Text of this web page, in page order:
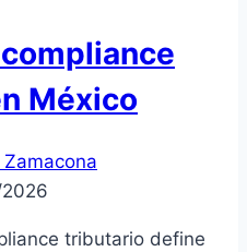
México
tributario define